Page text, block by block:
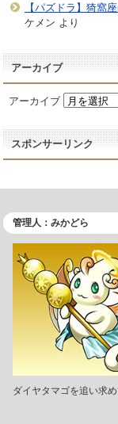
【パズドラ】猗窩
ケメン より
アーカイブ
アーカイブ
スポンサーリンク
管理人：みかどら
ダイヤタマゴを追い求